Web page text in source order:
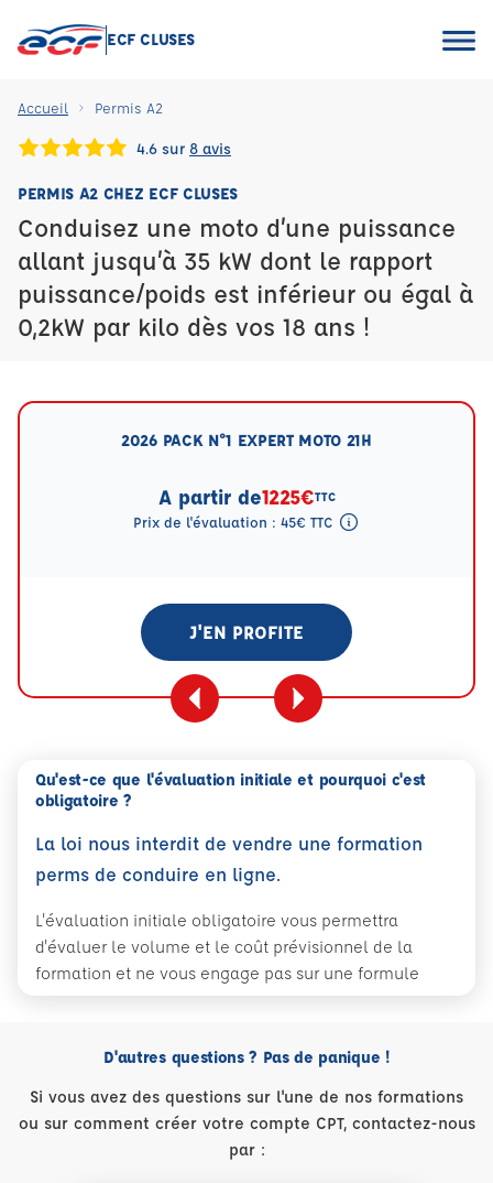
ECF CLUSES
Accueil Permis A2
4.6 sur 8 avis
PERMIS A2 CHEZ ECF CLUSES
Conduisez une moto d’une puissance
allant jusqu’à 35 kW dont le rapport
puissance/poids est inférieur ou égal à
0,2kW par kilo dès vos 18 ans !
2026 PACK N°1 EXPERT MOTO 21H
A partir de1225€TTC
Prix de l'évaluation : 45€ TTC
J'EN PROFITE
Qu'est-ce que l'évaluation initiale et pourquoi c'est
obligatoire ?
La loi nous interdit de vendre une formation
perms de conduire en ligne.
L'évaluation initiale obligatoire vous permettra
d'évaluer le volume et le coût prévisionnel de la
formation et ne vous engage pas sur une formule
D'autres questions ? Pas de panique !
Si vous avez des questions sur l'une de nos formations
ou sur comment créer votre compte CPT, contactez-nous
par :